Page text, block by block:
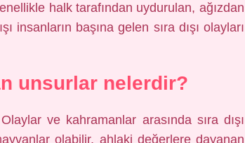
halk tarafından uydurulan, ağızdan
insanların başına gelen sıra dışı olayları
unsurlar nelerdir?
ve kahramanlar arasında sıra dışı
olabilir, ahlaki değerlere dayanan